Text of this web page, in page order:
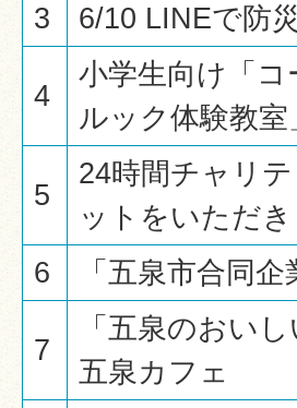
3
6/10 LINEで防
4
小学生向け「
ルック体験教室
5
24時間チャリ
ットをいただ
6
「五泉市合同
7
「五泉のおい
五泉カフェ